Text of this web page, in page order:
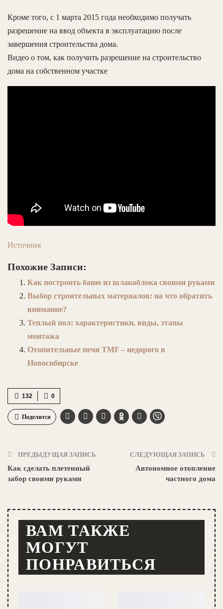
Кроме того, с 1 марта 2015 года необходимо получать
разрешение на ввод объекта в эксплуатацию после
завершения строительства дома.
Видео о том, как получить разрешение на строительство
дома на собственном участке
Источник
Похожие Записи:
Как построить баню из шлакоблока своими руками
Выбор строительных материалов: на что обратить
внимание?
Теплый пол: характеристики, виды, этапы
монтажа
Отопительные печи TMF – недорого в
Новосибирске
0
132
Поделится
ПРЕДЫДУЩАЯ ЗАПИСЬ
Как сделать плетенный
забор своими руками
СЛЕДУЮЩАЯ ЗАПИСЬ
Автономное отопление
частного дома
ВАМ ТАКЖЕ
МОГУТ
ПОНРАВИТЬСЯ